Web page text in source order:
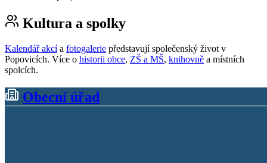
Kultura a spolky
Kalendář akcía fotogalerie představují společenský život v
Popovicích. Více o historii obce, ZŠ a MŠ, knihovně a místních
spolcích.
Obecní úřad